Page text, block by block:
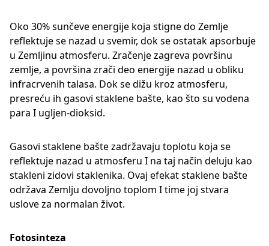
Oko 30% sunčeve energije koja stigne do Zemlje
reflektuje se nazad u svemir, dok se ostatak apsorbuje
u Zemljinu atmosferu. Zračenje zagreva površinu
zemlje, a površina zrači deo energije nazad u obliku
infracrvenih talasa. Dok se dižu kroz atmosferu,
presreću ih gasovi staklene bašte, kao što su vodena
para I ugljen-dioksid.
Gasovi staklene bašte zadržavaju toplotu koja se
reflektuje nazad u atmosferu I na taj način deluju kao
stakleni zidovi staklenika. Ovaj efekat staklene bašte
održava Zemlju dovoljno toplom I time joj stvara
uslove za normalan život.
Fotosinteza